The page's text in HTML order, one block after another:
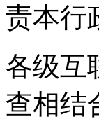
责本行
各级互
查相结